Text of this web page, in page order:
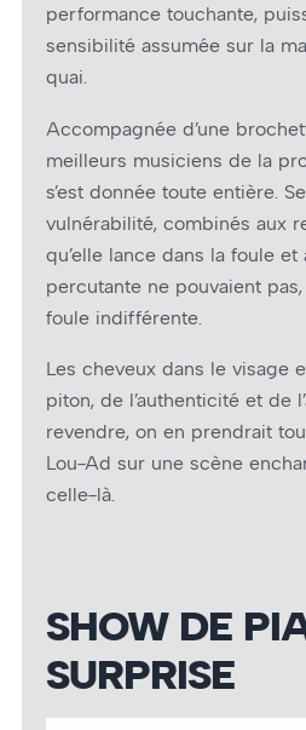
performance touchante,
sensibilité assumée sur la
quai.
Accompagnée d’une
meilleurs musiciens de la
s’est donnée toute entière.
vulnérabilité, combinés aux
qu’elle lance dans la foule et
percutante ne pouvaient pas,
foule indifférente.
Les cheveux dans le visage
piton, de l’authenticité et de
revendre, on en prendrait
Lou-Ad sur une scène
celle-là.
SHOW DE
SURPRISE